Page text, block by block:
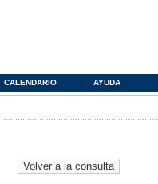
CALENDARIO AYUDA